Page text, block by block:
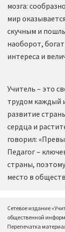
мозга:
мир
скучным и
наоборот,
интереса и
Учитель – это
трудом каждый
развитие
сердца и
говорил:
Педагог –
страны,
место в
Сетевое издание
общественной
Перепечатка